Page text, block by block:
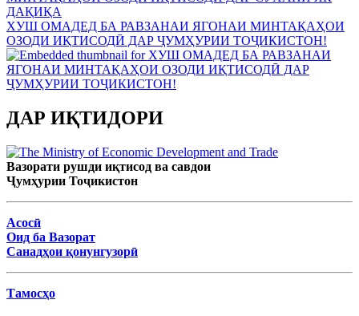
ХУШ ОМАДЕД БА РАВЗАНАИ ЯГОНАИ МИНТАҚАҲОИ
ОЗОДИ ИҚТИСОДӢ ДАР ҶУМҲУРИИ ТОҶИКИСТОН!
ДАР ИҚТИДОРИ
Вазорати рушди иқтисод ва савдои
Ҷумҳурии Тоҷикистон
Асосӣ
Оид ба Вазорат
Санадҳои қонунгузорӣ
Тамосҳо